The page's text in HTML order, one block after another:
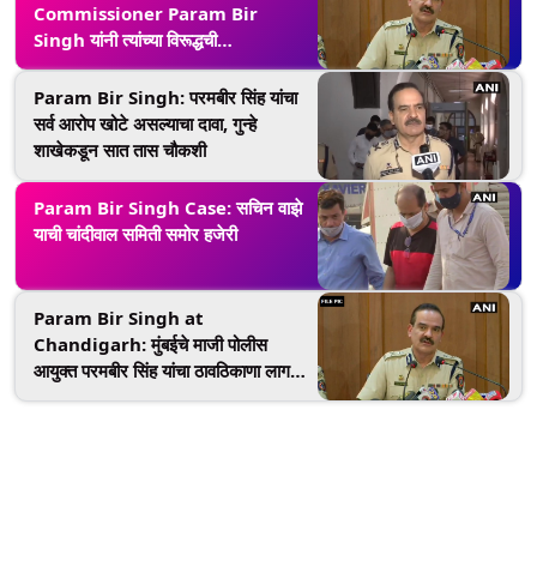
Commissioner Param Bir
Singh यांनी त्यांच्या विरूद्धची
Proclamation Order रद्द करण्यासाठी
न्यायालयात केला अर्ज; 29 नोव्हेंबरला
सुनावणी
Param Bir Singh: परमबीर सिंह यांचा
सर्व आरोप खोटे असल्याचा दावा, गुन्हे
शाखेकडून सात तास चौकशी
Param Bir Singh Case: सचिन वाझे
याची चांदीवाल समिती समोर हजेरी
Param Bir Singh ​at
Chandigarh: मुंबईचे माजी पोलीस
आयुक्त परमबीर सिंह यांचा ठावठिकाणा लागला,